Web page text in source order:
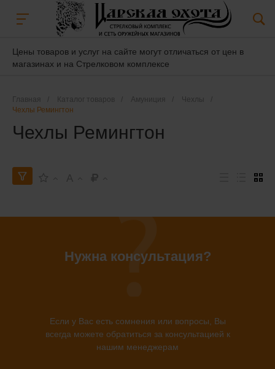
Цены товаров и услуг на сайте могут отличаться от цен в
магазинах и на Стрелковом комплексе
Главная Каталог товаров Амуниция Чехлы
Чехлы Ремингтон
Чехлы Ремингтон
A
Нужна консультация?
Если у Вас есть сомнения или вопросы, Вы
всегда можете обратиться за консультацией к
нашим менеджерам